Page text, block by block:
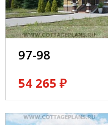
97-98
54 265 ₽